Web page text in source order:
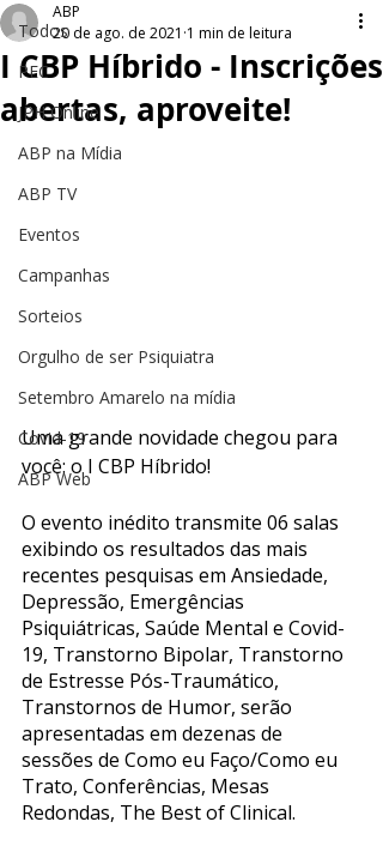
Todos
PEC
JPH Online
ABP na Mídia
ABP TV
Eventos
Campanhas
Sorteios
Orgulho de ser Psiquiatra
Setembro Amarelo na mídia
Covid-19
ABP Web
I CBP Híbrido - Inscrições
abertas, aproveite!
ABP
20 de ago. de 2021 1 min de leitura
Uma grande novidade chegou para
você: o I CBP Híbrido!
O evento inédito transmite 06 salas
exibindo os resultados das mais
recentes pesquisas em ​Ansiedade,
Depressão, Emergências
Psiquiátricas, Saúde Mental e Covid-
19, Transtorno Bipolar, Transtorno
de Estresse Pós-Traumático,
Transtornos de Humor, serão
apresentadas em dezenas de
sessões de Como eu Faço/Como eu
Trato, Conferências, Mesas
Redondas, The Best of Clinical.